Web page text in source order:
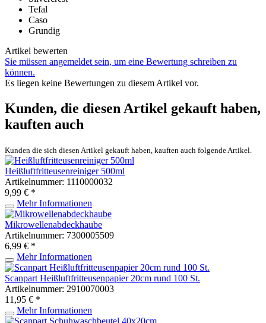
Tefal
Caso
Grundig
Artikel bewerten
Sie müssen angemeldet sein, um eine Bewertung schreiben zu
können.
Es liegen keine Bewertungen zu diesem Artikel vor.
Kunden, die diesen Artikel gekauft haben,
kauften auch
Kunden die sich diesen Artikel gekauft haben, kauften auch folgende Artikel.
Heißluftfritteusenreiniger 500ml
Artikelnummer: 1110000032
9,99 € *
Mehr Informationen
Mikrowellenabdeckhaube
Artikelnummer: 7300005509
6,99 € *
Mehr Informationen
Scanpart Heißluftfritteusenpapier 20cm rund 100 St.
Artikelnummer: 2910070003
11,95 € *
Mehr Informationen